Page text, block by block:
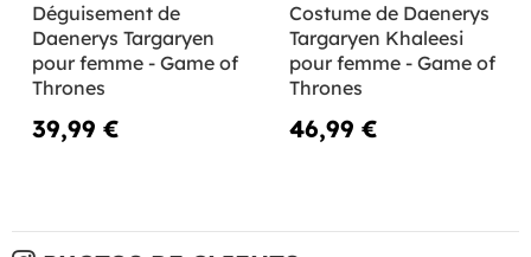
Déguisement de
Daenerys Targaryen
pour femme - Game of
Thrones
39,99 €
Costume de Daenerys
Targaryen Khaleesi
pour femme - Game of
Thrones
46,99 €